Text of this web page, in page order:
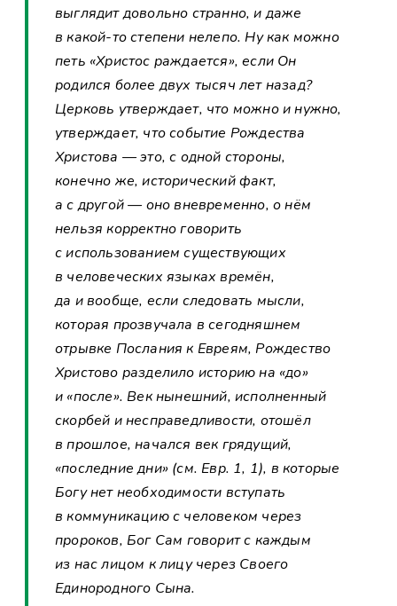
выглядит довольно странно, и даже
в какой-то степени нелепо. Ну как можно
петь «Христос раждается», если Он
родился более двух тысяч лет назад?
Церковь утверждает, что можно и нужно,
утверждает, что событие Рождества
Христова — это, с одной стороны,
конечно же, исторический факт,
а с другой — оно вневременно, о нём
нельзя корректно говорить
с использованием существующих
в человеческих языках времён,
да и вообще, если следовать мысли,
которая прозвучала в сегодняшнем
отрывке Послания к Евреям, Рождество
Христово разделило историю на «до»
и «после». Век нынешний, исполненный
скорбей и несправедливости, отошёл
в прошлое, начался век грядущий,
«последние дни» (см. Евр. 1, 1), в которые
Богу нет необходимости вступать
в коммуникацию с человеком через
пророков, Бог Сам говорит с каждым
из нас лицом к лицу через Своего
Единородного Сына.